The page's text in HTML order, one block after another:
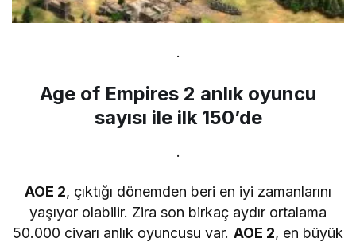
.
Age of Empires 2 anlık oyuncu
sayısı ile ilk 150’de
.
AOE 2, çıktığı dönemden beri en iyi zamanlarını
yaşıyor olabilir. Zira son birkaç aydır ortalama
50.000 civarı anlık oyuncusu var. AOE 2, en büyük